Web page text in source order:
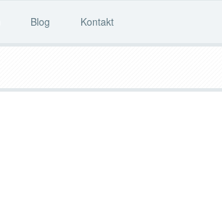
Blog Kontakt